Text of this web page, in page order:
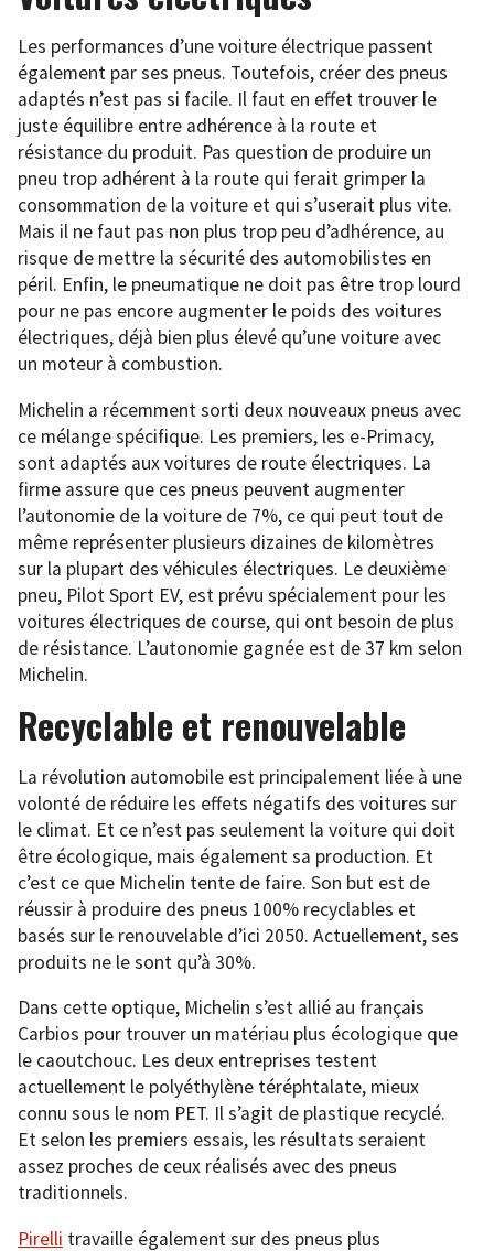
Les performances d’une voiture électrique passent
également par ses pneus. Toutefois, créer des pneus
adaptés n’est pas si facile. Il faut en effet trouver le
juste équilibre entre adhérence à la route et
résistance du produit. Pas question de produire un
pneu trop adhérent à la route qui ferait grimper la
consommation de la voiture et qui s’userait plus vite.
Mais il ne faut pas non plus trop peu d’adhérence, au
risque de mettre la sécurité des automobilistes en
péril. Enfin, le pneumatique ne doit pas être trop lourd
pour ne pas encore augmenter le poids des voitures
électriques, déjà bien plus élevé qu’une voiture avec
un moteur à combustion.
Michelin a récemment sorti deux nouveaux pneus avec
ce mélange spécifique. Les premiers, les e-Primacy,
sont adaptés aux voitures de route électriques. La
firme assure que ces pneus peuvent augmenter
l’autonomie de la voiture de 7%, ce qui peut tout de
même représenter plusieurs dizaines de kilomètres
sur la plupart des véhicules électriques. Le deuxième
pneu, Pilot Sport EV, est prévu spécialement pour les
voitures électriques de course, qui ont besoin de plus
de résistance. L’autonomie gagnée est de 37 km selon
Michelin.
Recyclable et renouvelable
La révolution automobile est principalement liée à une
volonté de réduire les effets négatifs des voitures sur
le climat. Et ce n’est pas seulement la voiture qui doit
être écologique, mais également sa production. Et
c’est ce que Michelin tente de faire. Son but est de
réussir à produire des pneus 100% recyclables et
basés sur le renouvelable d’ici 2050. Actuellement, ses
produits ne le sont qu’à 30%.
Dans cette optique, Michelin s’est allié au français
Carbios pour trouver un matériau plus écologique que
le caoutchouc. Les deux entreprises testent
actuellement le polyéthylène téréphtalate, mieux
connu sous le nom PET. Il s’agit de plastique recyclé.
Et selon les premiers essais, les résultats seraient
assez proches de ceux réalisés avec des pneus
traditionnels.
Pirelli travaille également sur des pneus plus